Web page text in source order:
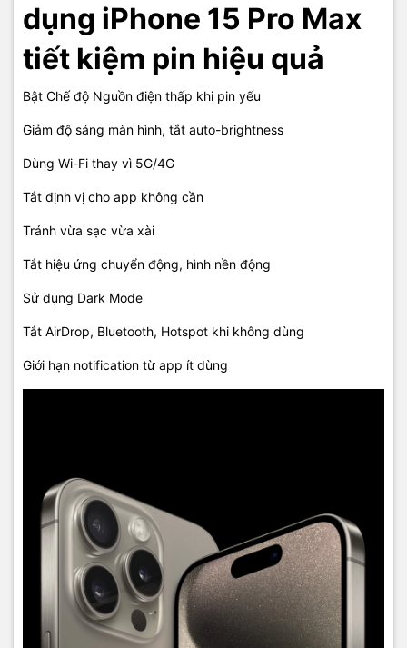
dụng iPhone 15 Pro Max
tiết kiệm pin hiệu quả
Bật Chế độ Nguồn điện thấp khi pin yếu
Giảm độ sáng màn hình, tắt auto-brightness
Dùng Wi-Fi thay vì 5G/4G
Tắt định vị cho app không cần
Tránh vừa sạc vừa xài
Tắt hiệu ứng chuyển động, hình nền động
Sử dụng Dark Mode
Tắt AirDrop, Bluetooth, Hotspot khi không dùng
Giới hạn notification từ app ít dùng